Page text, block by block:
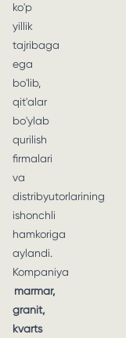
ko'p
yillik
tajribaga
ega
bo'lib,
qit'alar
bo'ylab
qurilish
firmalari
va
distribyutorlarining
ishonchli
hamkoriga
aylandi.
Kompaniya
marmar,
granit,
kvarts